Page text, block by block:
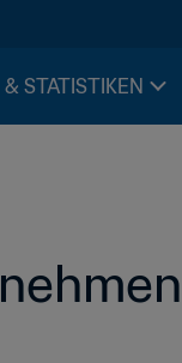
& STATISTIKEN